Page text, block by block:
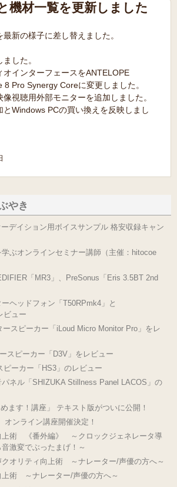
機材一覧を更新しました
新の様子に差し替えました。
した。
オインターフェースをANTELOPE
8 Pro Synergy Coreに変更しました。
視聴用外部モニターを追加しました。
とWindows PCの買い換えを反映しまし
やき
ーデイション用ボイスサンプル 格安収録キャン
ぶオンラインセミナー講師（主催：hitocoe
「MR3」、PreSonus「Eris 3.5BT 2nd
ヘッドフォン「T50RPmk4」と
ビュー
ースピーカー「iLoud Micro Monitor Pro」をレ
スピーカー「D3V」をレビュー
ピーカー「HS3」のレビュー
ネル「SHIZUKA Stillness Panel LACOS」の
ます！講座」 テキスト版がついに公開！
ンライン講座開催決定！
上術 《番外編》 ～クロックジェネレータ導
激変でぶったまげ！～
クオリティ向上術 ～ナレーター/声優の方へ～
上術 ～ナレーター/声優の方へ～